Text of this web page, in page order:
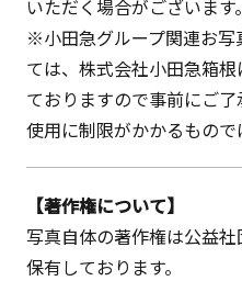
いただく場合がございます。
※小田急グループ関連お写
ては、株式会社小田急箱
ておりますので事前にご
使用に制限がかかるもので
【著作権について】
写真自体の著作権は公益
保有しております。